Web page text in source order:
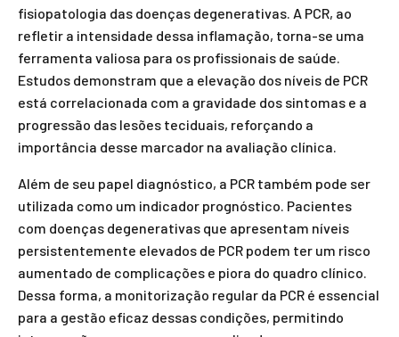
fisiopatologia das doenças degenerativas. A PCR, ao
refletir a intensidade dessa inflamação, torna-se uma
ferramenta valiosa para os profissionais de saúde.
Estudos demonstram que a elevação dos níveis de PCR
está correlacionada com a gravidade dos sintomas e a
progressão das lesões teciduais, reforçando a
importância desse marcador na avaliação clínica.
Além de seu papel diagnóstico, a PCR também pode ser
utilizada como um indicador prognóstico. Pacientes
com doenças degenerativas que apresentam níveis
persistentemente elevados de PCR podem ter um risco
aumentado de complicações e piora do quadro clínico.
Dessa forma, a monitorização regular da PCR é essencial
para a gestão eficaz dessas condições, permitindo